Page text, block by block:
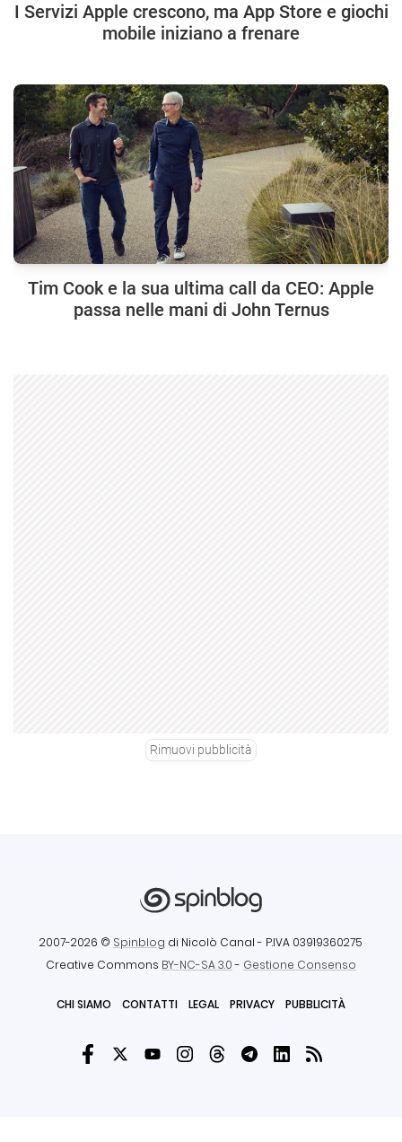
I Servizi Apple crescono, ma App Store e giochi
mobile iniziano a frenare
Tim Cook e la sua ultima call da CEO: Apple
passa nelle mani di John Ternus
Rimuovi pubblicità
2007-2026 © Spinblog di Nicolò Canal - P.IVA 03919360275
Creative Commons BY-NC-SA 3.0- Gestione Consenso
CHI SIAMO CONTATTI LEGAL PRIVACY PUBBLICITÀ